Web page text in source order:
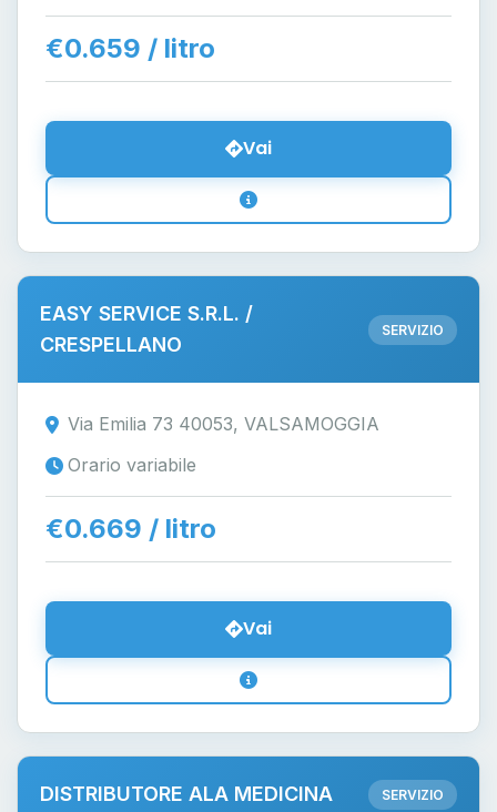
€0.659 / litro
Vai
EASY SERVICE S.R.L. /
CRESPELLANO
SERVIZIO
Via Emilia 73 40053, VALSAMOGGIA
Orario variabile
€0.669 / litro
Vai
DISTRIBUTORE ALA MEDICINA SERVIZIO